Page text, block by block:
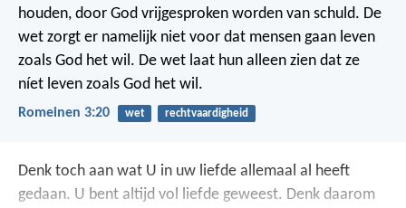
houden, door God vrijgesproken worden van schuld. De
wet zorgt er namelijk niet voor dat mensen gaan leven
zoals God het wil. De wet laat hun alleen zien dat ze
níet leven zoals God het wil.
Romeinen 3:20 wet rechtvaardigheid
Denk toch aan wat U in uw liefde allemaal al heeft
gedaan. U bent altijd vol liefde geweest. Denk daarom